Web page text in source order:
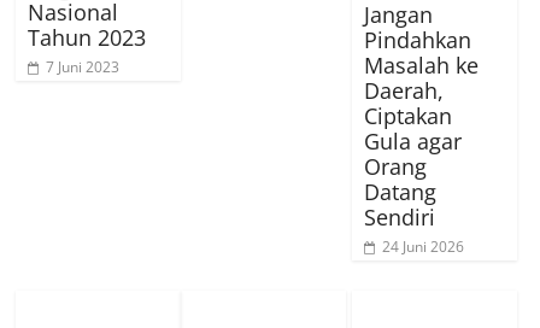
Nasional
Tahun 2023
7 Juni 2023
Jangan
Pindahkan
Masalah ke
Daerah,
Ciptakan
Gula agar
Orang
Datang
Sendiri
24 Juni 2026